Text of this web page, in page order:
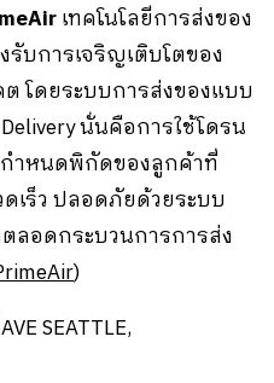
เทคโนโลยีการส่งของ
บการเจริญเติบโตของ
โดยระบบการส่งของแบบ
นั่นคือการใช้โดรน
ำหนดพิกัดของลูกค้าที่
เร็ว ปลอดภัยด้วยระบบ
ลอดกระบวนการการส่ง
)
AVE SEATTLE,